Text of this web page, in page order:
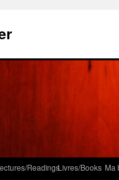
ReadingsLivres/Books Ma